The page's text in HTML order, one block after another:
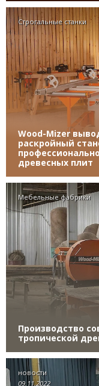
Строгальные станки
Wood-Mizer
раскройный
древесных плит
Мебельные фабрики
Производство
тропической
новости
09.11.2022